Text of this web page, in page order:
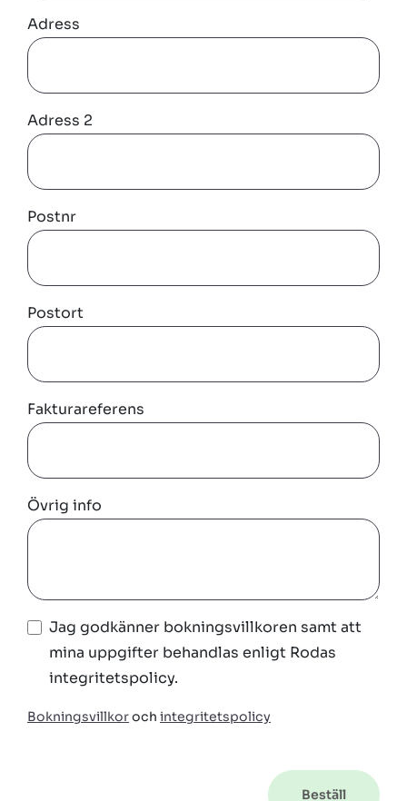
Adress
Adress 2
Postnr
Postort
Fakturareferens
Övrig info
Jag godkänner bokningsvillkoren samt att
mina uppgifter behandlas enligt Rodas
integritetspolicy.
Bokningsvillkoroch integritetspolicy